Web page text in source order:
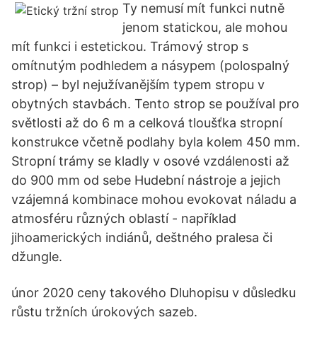
Ty nemusí mít funkci nutně
jenom statickou, ale mohou
mít funkci i estetickou. Trámový strop s
omítnutým podhledem a násypem (polospalný
strop) – byl nejužívanějším typem stropu v
obytných stavbách. Tento strop se používal pro
světlosti až do 6 m a celková tloušťka stropní
konstrukce včetně podlahy byla kolem 450 mm.
Stropní trámy se kladly v osové vzdálenosti až
do 900 mm od sebe Hudební nástroje a jejich
vzájemná kombinace mohou evokovat náladu a
atmosféru různých oblastí - například
jihoamerických indiánů, deštného pralesa či
džungle.
únor 2020 ceny takového Dluhopisu v důsledku
růstu tržních úrokových sazeb.